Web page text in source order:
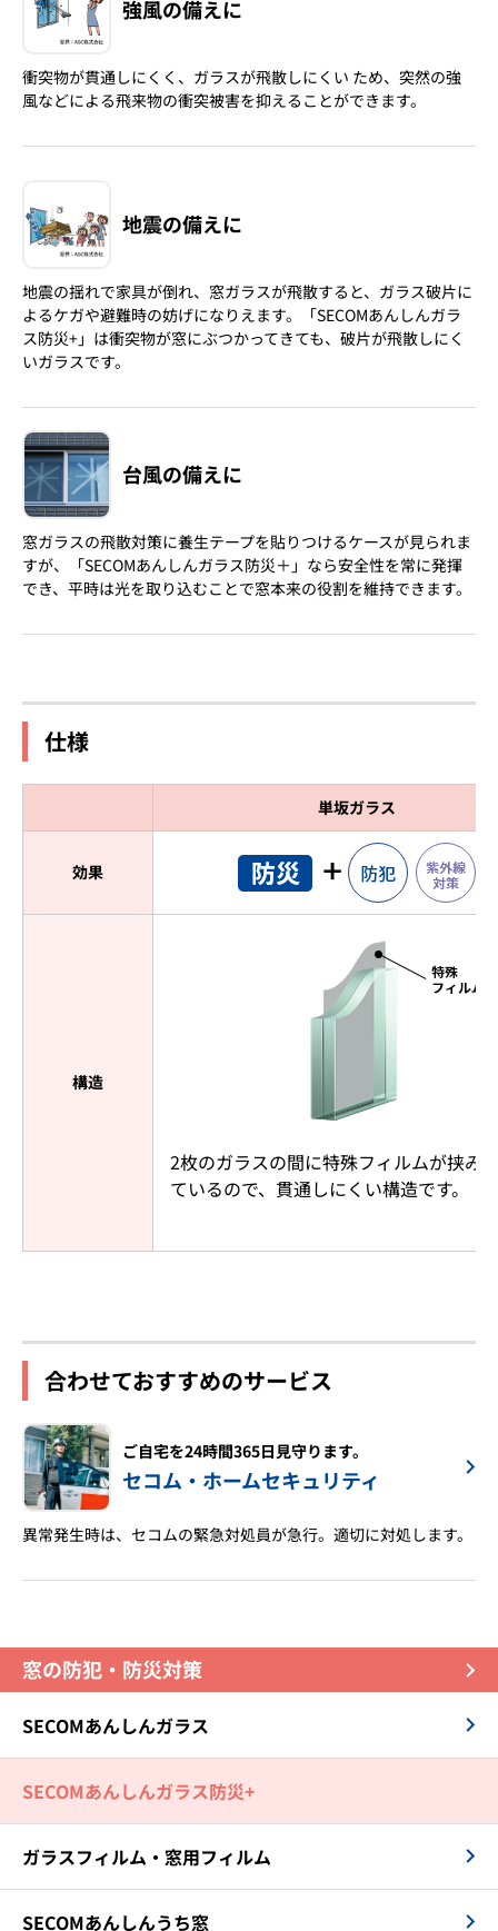
強風の備えに
衝突物が貫通しにくく、ガラスが飛散しにくい ため、突然の強
風などによる飛来物の衝突被害を抑えることができます。
地震の備えに
地震の揺れで家具が倒れ、窓ガラスが飛散すると、ガラス破片に
よるケガや避難時の妨げになりえます。「SECOMあんしんガラ
ス防災+」は衝突物が窓にぶつかってきても、破片が飛散しにく
いガラスです。
台風の備えに
窓ガラスの飛散対策に養生テープを貼りつけるケースが見られま
すが、「SECOMあんしんガラス防災＋」なら安全性を常に発揮
でき、平時は光を取り込むことで窓本来の役割を維持できます。
仕様
単坂ガラス
効果
構造
2枚のガラスの間に特殊フィルムが挟み
ているので、貫通しにくい構造です。
合わせておすすめのサービス
ご自宅を24時間365日見守ります。
セコム・ホームセキュリティ
異常発生時は、セコムの緊急対処員が急行。適切に対処します。
窓の防犯・防災対策
SECOMあんしんガラス
SECOMあんしんガラス防災+
ガラスフィルム・窓用フィルム
SECOMあんしんうち窓